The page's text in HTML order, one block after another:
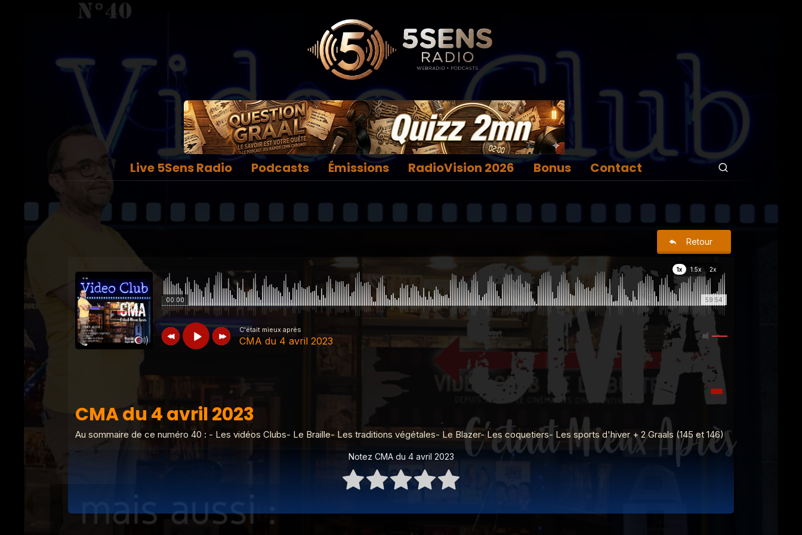
Live 5Sens Radio Podcasts Émissions RadioVision 2026 Bonus Contact
Retour
59:54
00:00
C'était mieux après
CMA du 4 avril 2023
C'était mieux après Derniere CMA du 27 juin 2023
1x 1.5x 2x
CMA du 4 avril 2023
Au sommaire de ce numéro 40 : - Les vidéos Clubs- Le Braille- Les traditions végétales- Le Blazer- Les coquetiers- Les sports d'hiver + 2 Graals (145 et 146)
Notez CMA du 4 avril 2023